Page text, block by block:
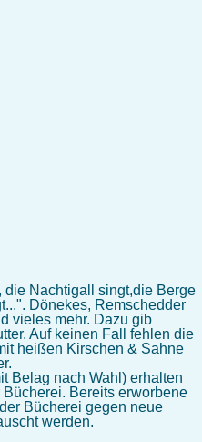
Nachtigall singt,die Berge
Dönekes, Remschedder
vieles mehr. Dazu gib
Auf keinen Fall fehlen die
heißen Kirschen & Sahne
Belag nach Wahl) erhalten
Bereits erworbene
Bücherei gegen neue
werden.